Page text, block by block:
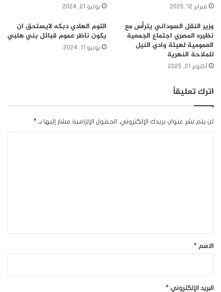
فبراير 12, 2025 يوليو 21, 2024
وزير النقل السوداني يترأس مع
نظيره المصري اجتماع الجمعية
العمومية لهيئة وادي النيل
للملاحة النهرية
أكتوبر 21, 2025
التوم الهادي دبكه لايستحق ان
يكون ناظر عموم قبائل بني هلبي
يونيو 11, 2024
اترك تعليقاً
لن يتم نشر عنوان بريدك الإلكتروني. الحقول الإلزامية مشار إليها بـ *
*الاسم *
البريد الإلكتروني *